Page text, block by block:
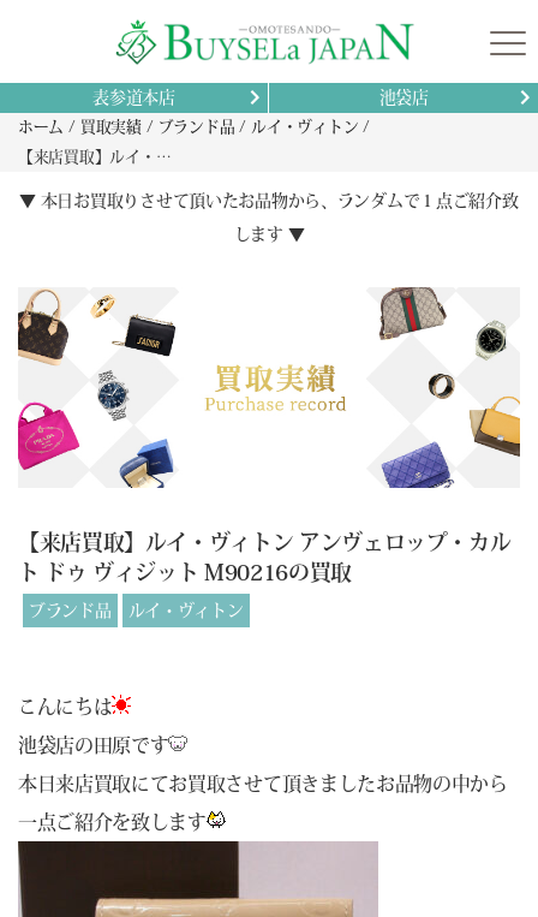
表参道本店 池袋店
ホーム 買取実績 ブランド品
ルイ・ヴィトン
【来店買取】ルイ・ヴィトン アンヴェロップ・カルト ドゥ ヴィジット M90216の買取
▼ 本日お買取りさせて頂いたお品物から、ランダムで１点ご紹介致
します ▼
【来店買取】ルイ・ヴィトン アンヴェロップ・カル
ト ドゥ ヴィジット M90216の買取
ブランド品 ルイ・ヴィトン
こんにちは
池袋店の田原です
本日来店買取にてお買取させて頂きましたお品物の中から
一点ご紹介を致します